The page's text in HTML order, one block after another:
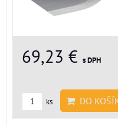
69,23 € s DPH
ks DO